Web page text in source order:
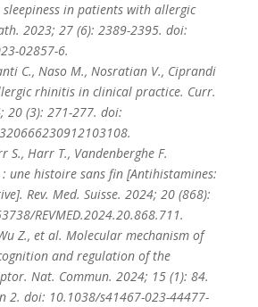
in patients with allergic
2023; 27 (6): 2389-2395. doi:
02857-6.
C., Naso M., Nosratian V., Ciprandi
rhinitis in clinical practice. Curr.
20 (3): 271-277. doi:
S., Harr T., Vandenberghe F.
une histoire sans fin [Antihistamines:
Rev. Med. Suisse. 2024; 20 (868):
REVMED.2024.20.868.711.
Z., et al. Molecular mechanism of
and regulation of the
Nat. Commun. 2024; 15 (1): 84.
2. doi: 10.1038/s41467-023-44477-